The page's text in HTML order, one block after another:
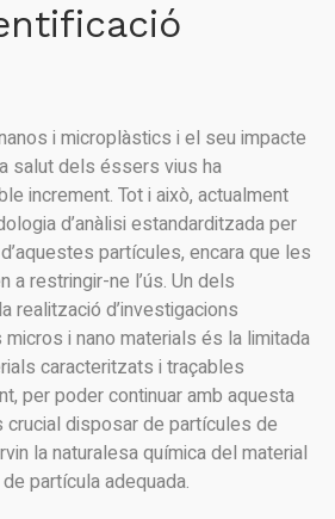
i microplàstics i el seu impacte
salut dels éssers vius ha
increment. Tot i això, actualment
d’anàlisi estandarditzada per
partícules, encara que les
a restringir-ne l’ús. Un dels
realització d’investigacions
i nano materials és la limitada
caracteritzats i traçables
per poder continuar amb aquesta
crucial disposar de partícules de
la naturalesa química del material
partícula adequada.